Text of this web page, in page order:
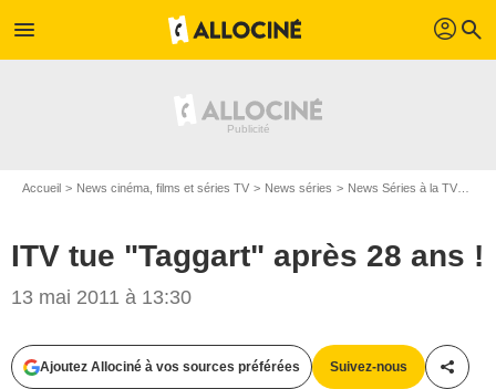
menu profil search
Accueil News cinéma, films et séries TV News séries News Séries à la TV
ITV tue "Taggart" après 28 ans !
13 mai 2011 à 13:30
Ajoutez Allociné à vos sources préférées Suivez-nous